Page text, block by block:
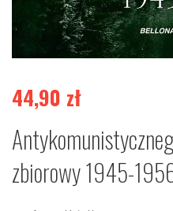
44,90 zł
zbiorowy 1945-